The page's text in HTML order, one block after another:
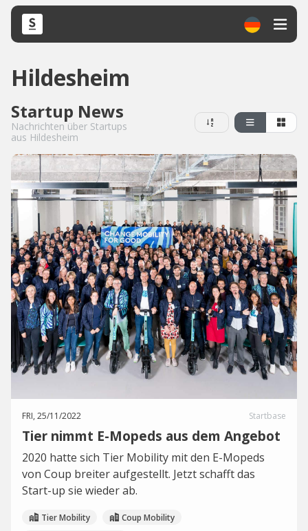
Hildesheim
Startup News
Nachrichten über Startups
aus Hildesheim
FRI, 25/11/2022 Startbase
Tier nimmt E-Mopeds aus dem Angebot
2020 hatte sich Tier Mobility mit den E-Mopeds
von Coup breiter aufgestellt. Jetzt schafft das
Start-up sie wieder ab.
Tier Mobility
Coup Mobility